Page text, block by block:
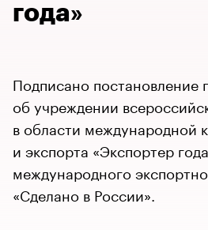
года»
Подписано постановление
об учреждении
в области международной
и экспорта «Экспортер
международного
«Сделано в России».